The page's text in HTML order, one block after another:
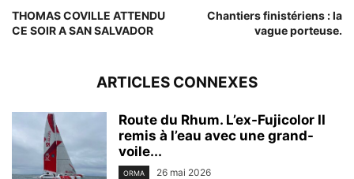
THOMAS COVILLE ATTENDU
CE SOIR A SAN SALVADOR
Chantiers finistériens : la
vague porteuse.
ARTICLES CONNEXES
Route du Rhum. L’ex-Fujicolor II
remis à l’eau avec une grand-
voile...
ORMA 26 mai 2026